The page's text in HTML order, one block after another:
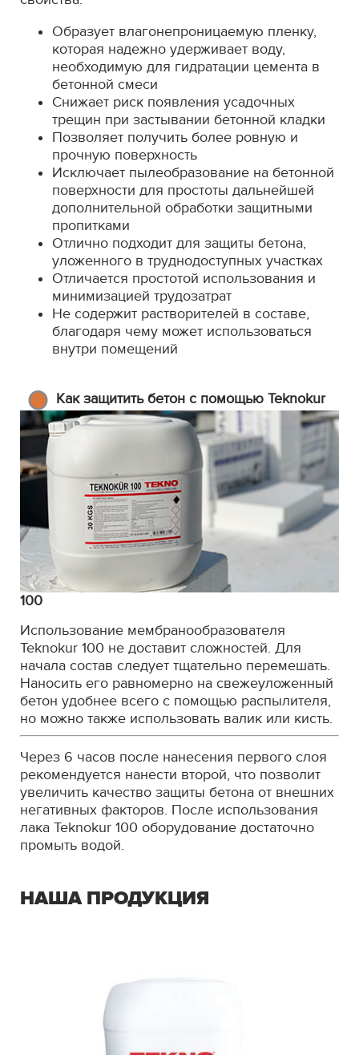
Образует влагонепроницаемую пленку,
которая надежно удерживает воду,
необходимую для гидратации цемента в
бетонной смеси
Снижает риск появления усадочных
трещин при застывании бетонной кладки
Позволяет получить более ровную и
прочную поверхность
Исключает пылеобразование на бетонной
поверхности для простоты дальнейшей
дополнительной обработки защитными
пропитками
Отлично подходит для защиты бетона,
уложенного в труднодоступных участках
Отличается простотой использования и
минимизацией трудозатрат
Не содержит растворителей в составе,
благодаря чему может использоваться
внутри помещений
Как защитить бетон с помощью Teknokur
100
Использование мембранообразователя
Teknokur 100 не доставит сложностей. Для
начала состав следует тщательно перемешать.
Наносить его равномерно на свежеуложенный
бетон удобнее всего с помощью распылителя,
но можно также использовать валик или кисть.
Через 6 часов после нанесения первого слоя
рекомендуется нанести второй, что позволит
увеличить качество защиты бетона от внешних
негативных факторов. После использования
лака Teknokur 100 оборудование достаточно
промыть водой.
НАША ПРОДУКЦИЯ